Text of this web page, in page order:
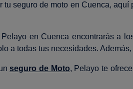
tu seguro de moto en Cuenca,
en Cuenca encontrarás a
a todas tus necesidades.
seguro de Moto, Pelayo te